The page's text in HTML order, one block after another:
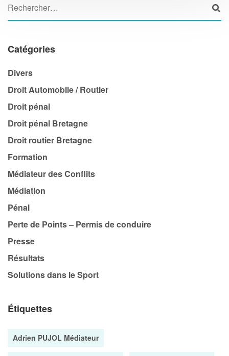
Catégories
Divers
Droit Automobile / Routier
Droit pénal
Droit pénal Bretagne
Droit routier Bretagne
Formation
Médiateur des Conflits
Médiation
Pénal
Perte de Points – Permis de conduire
Presse
Résultats
Solutions dans le Sport
Étiquettes
Adrien PUJOL Médiateur